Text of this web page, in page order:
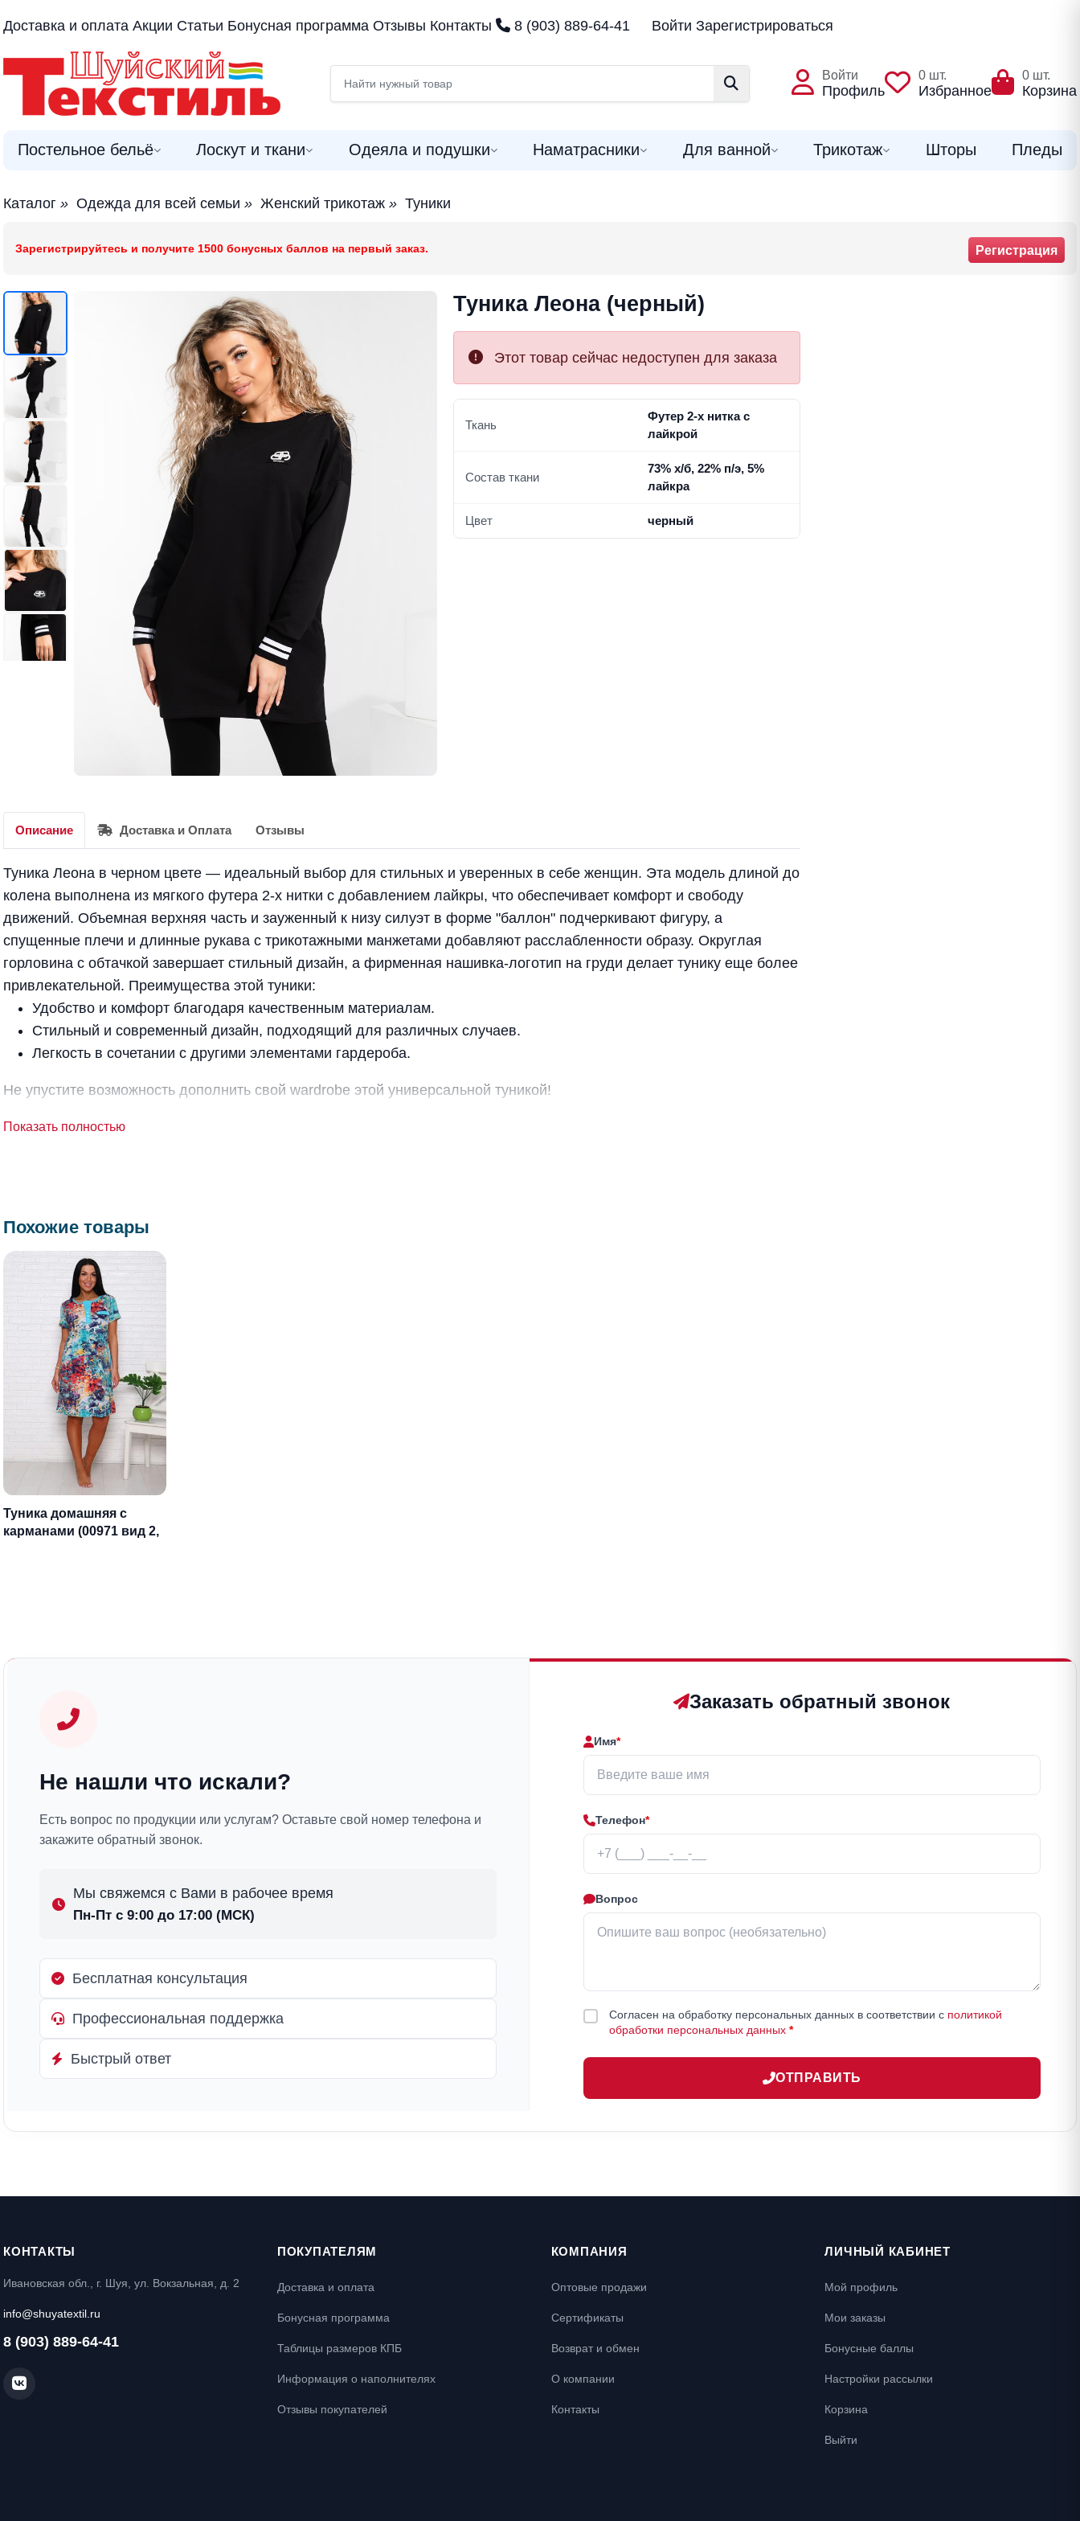
Доставка и оплата Акции Статьи Бонусная программа Отзывы Контакты 8 (903) 889-64-41 Войти Зарегистрироваться
Войти
Профиль
0 шт.
Избранное
0 шт.
Корзина
Постельное бельё Лоскут и ткани Одеяла и подушки Наматрасники Для ванной Трикотаж Шторы Пледы
Каталог » Одежда для всей семьи » Женский трикотаж » Туники
Зарегистрируйтесь и получите 1500 бонусных баллов на первый заказ. Регистрация
Туника Леона (черный)
Этот товар сейчас недоступен для заказа
Ткань
Футер 2-х нитка с
лайкрой
Состав ткани
73% х/б, 22% п/э, 5%
лайкра
Цвет черный
Описание Доставка и Оплата Отзывы
Туника Леона в черном цвете — идеальный выбор для стильных и уверенных в себе женщин. Эта модель длиной до
колена выполнена из мягкого футера 2-х нитки с добавлением лайкры, что обеспечивает комфорт и свободу
движений. Объемная верхняя часть и зауженный к низу силуэт в форме "баллон" подчеркивают фигуру, а
спущенные плечи и длинные рукава с трикотажными манжетами добавляют расслабленности образу. Округлая
горловина с обтачкой завершает стильный дизайн, а фирменная нашивка-логотип на груди делает тунику еще более
привлекательной. Преимущества этой туники:
Удобство и комфорт благодаря качественным материалам.
Стильный и современный дизайн, подходящий для различных случаев.
Легкость в сочетании с другими элементами гардероба.
Не упустите возможность дополнить свой wardrobe этой универсальной туникой!
Показать полностью
Похожие товары
Туника домашняя с
карманами (00971 вид 2,
Не нашли что искали?
Есть вопрос по продукции или услугам? Оставьте свой номер телефона и
закажите обратный звонок.
Мы свяжемся с Вами в рабочее время
Пн-Пт с 9:00 до 17:00 (МСК)
Бесплатная консультация
Профессиональная поддержка
Быстрый ответ
Заказать обратный звонок
Имя*
Телефон*
Вопрос
Согласен на обработку персональных данных в соответствии с политикой
обработки персональных данных *
ОТПРАВИТЬ
КОНТАКТЫ
Ивановская обл., г. Шуя, ул. Вокзальная, д. 2
info@shuyatextil.ru
8 (903) 889-64-41
ПОКУПАТЕЛЯМ
Доставка и оплата
Бонусная программа
Таблицы размеров КПБ
Информация о наполнителях
Отзывы покупателей
КОМПАНИЯ
Оптовые продажи
Сертификаты
Возврат и обмен
О компании
Контакты
ЛИЧНЫЙ КАБИНЕТ
Мой профиль
Мои заказы
Бонусные баллы
Настройки рассылки
Корзина
Выйти